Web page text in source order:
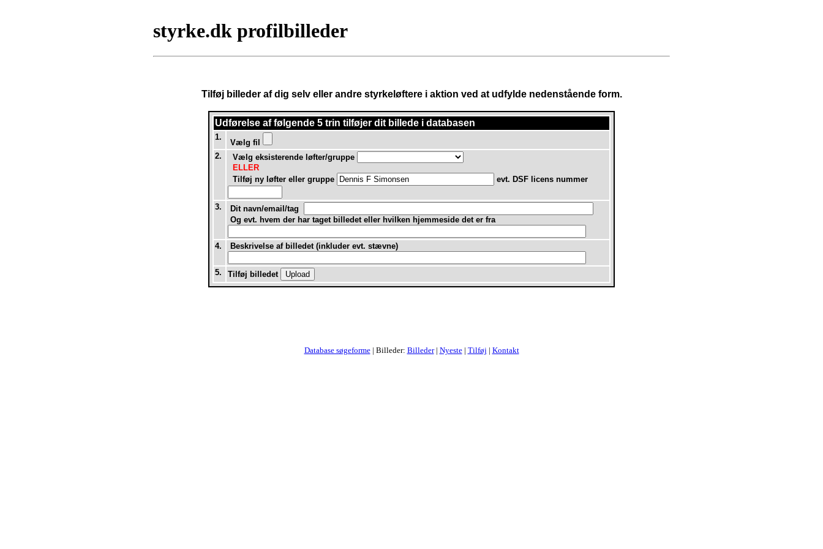
styrke.dk profilbilleder
Tilføj billeder af dig selv eller andre styrkeløftere i aktion ved at udfylde nedenstående form.
Udførelse affølgende 5 trin tilføjer dit billede i databasen
1.
Vælg fil
2.
Vælg eksisterende løfter/gruppe
ELLER
Tilføj ny løfter eller gruppe
evt. DSF licens nummer
3.
Dit navn/email/tag
Og evt. hvem der har taget billedet eller hvilken hjemmeside det er fra
4. Beskrivelse af billedet (inkluder evt. stævne)
5. Tilføj billedet
Database søgeforme| Billeder: Billeder| Nyeste| Tilføj | Kontakt